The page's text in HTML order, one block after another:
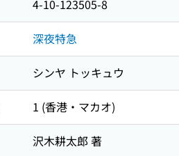
4-10-123505-8
深夜特急
シンヤ トッキュウ
1 (香港・マカオ)
沢木耕太郎 著